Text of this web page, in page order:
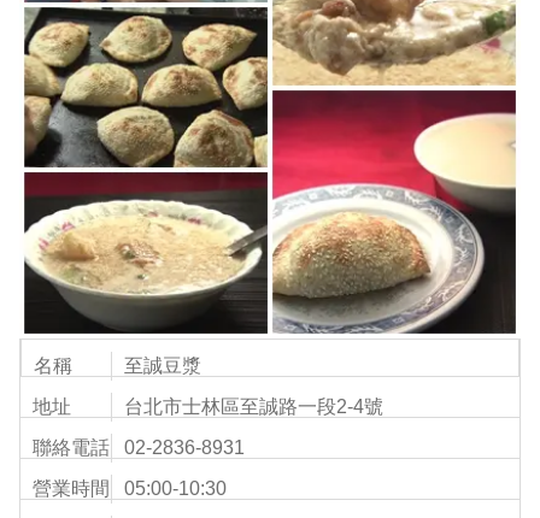
名稱
至誠豆漿
地址
台北市士林區至誠路一段2-4號
聯絡電話
02-2836-8931
營業時間
05:00-10:30